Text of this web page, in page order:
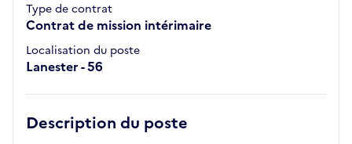
Type de contrat
Contrat de mission intérimaire
Localisation du poste
Lanester - 56
Description du poste